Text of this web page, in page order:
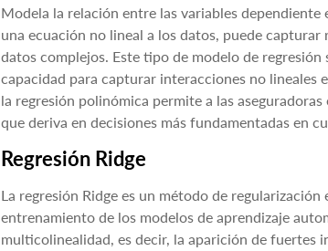
Modela la relación entre las variables
una ecuación no lineal a los datos, puede
datos complejos. Este tipo de modelo de
capacidad para capturar interacciones no lineales
la regresión polinómica permite a las
que deriva en decisiones más fundamentadas en
Regresión Ridge
La regresión Ridge es un método de
entrenamiento de los modelos de aprendizaje
multicolinealidad, es decir, la aparición de fuertes